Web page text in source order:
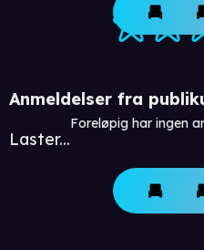
Anmeldelser fra
Laster...
Foreløpig har ingen